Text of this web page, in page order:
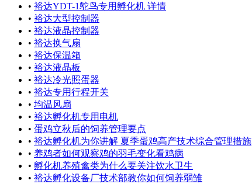
• 裕达YDT-1鸵鸟专用孵化机 详情
• 裕达大型控制器
• 裕达液晶控制器
• 裕达换气扇
• 裕达保温箱
• 裕达液晶板
• 裕达冷光照蛋器
• 裕达专用行程开关
• 均温风扇
• 裕达孵化机专用电机
• 蛋鸡立秋后的饲养管理要点
• 裕达孵化机为你讲解 夏季蛋鸡高产技术综合管理措施
• 养鸡者如何观察鸡的羽毛变化看鸡病
• 孵化机养殖禽类为什么要关注饮水卫生
• 裕达孵化设备厂技术部教你如何饲养弱雏